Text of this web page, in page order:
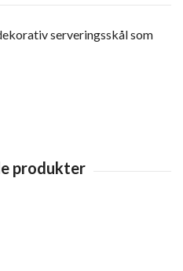
serveringsskål som